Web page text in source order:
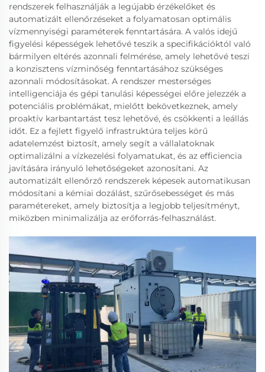
rendszerek felhasználják a legújabb érzékelőket és
automatizált ellenőrzéseket a folyamatosan optimális
vízmennyiségi paraméterek fenntartására. A valós idejű
figyelési képességek lehetővé teszik a specifikációktól való
bármilyen eltérés azonnali felmérése, amely lehetővé teszi
a konzisztens vízminőség fenntartásához szükséges
azonnali módosításokat. A rendszer mesterséges
intelligenciája és gépi tanulási képességei előre jelezzék a
potenciális problémákat, mielőtt bekövetkeznek, amely
proaktív karbantartást tesz lehetővé, és csökkenti a leállás
időt. Ez a fejlett figyelő infrastruktúra teljes körű
adatelemzést biztosít, amely segít a vállalatoknak
optimalizálni a vízkezelési folyamatukat, és az efficiencia
javítására irányuló lehetőségeket azonosítani. Az
automatizált ellenőrző rendszerek képesek automatikusan
módosítani a kémiai dozálást, szűrősebességet és más
paramétereket, amely biztosítja a legjobb teljesítményt,
miközben minimalizálja az erőforrás-felhasználást.